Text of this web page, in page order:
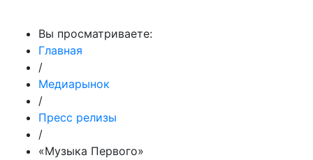
Вы просматриваете:
Главная
/
Медиарынок
/
Пресс релизы
/
«Музыка Первого»